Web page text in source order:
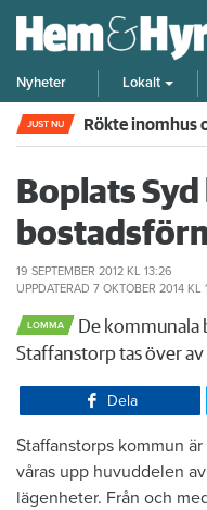
Nyheter Lokalt
JUST NU Rökte inomhus
Boplats
19 SEPTEMBER 2012 KL 13:26
UPPDATERAD 7 OKTOBER 2014 KL
LOMMA
De kommunala
Staffanstorp tas över
Dela
Staffanstorps kommun
våras upp huvuddelen
lägenheter. Från och